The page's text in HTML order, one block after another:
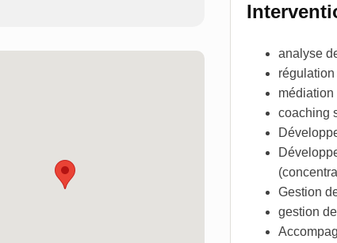
analyse
médiation
coaching
Gestion
gestion